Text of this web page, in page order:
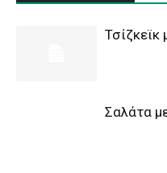
Σαλάτα